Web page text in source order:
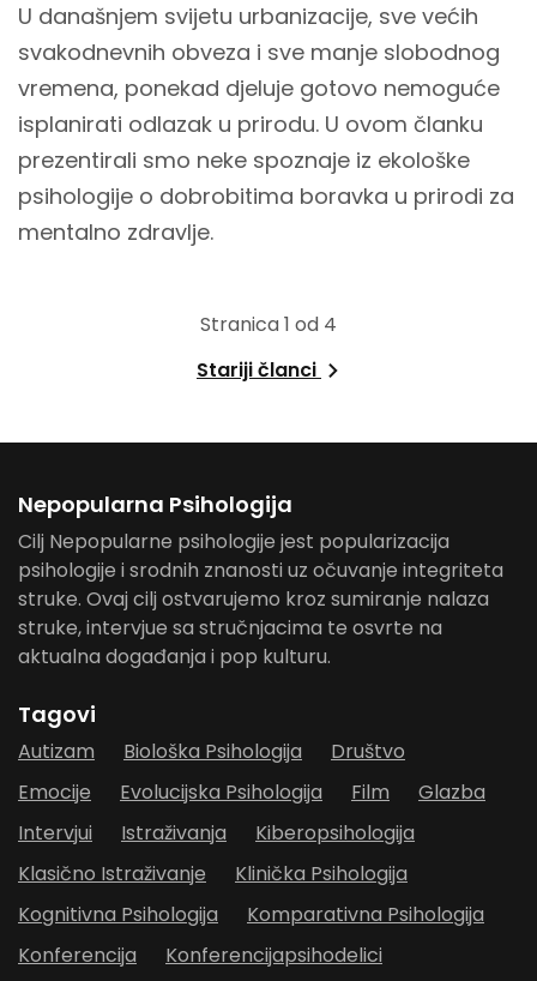
U današnjem svijetu urbanizacije, sve većih
svakodnevnih obveza i sve manje slobodnog
vremena, ponekad djeluje gotovo nemoguće
isplanirati odlazak u prirodu. U ovom članku
prezentirali smo neke spoznaje iz ekološke
psihologije o dobrobitima boravka u prirodi za
mentalno zdravlje.
Stranica 1 od 4
Stariji članci
Nepopularna Psihologija
Cilj Nepopularne psihologije jest popularizacija
psihologije i srodnih znanosti uz očuvanje integriteta
struke. Ovaj cilj ostvarujemo kroz sumiranje nalaza
struke, intervjue sa stručnjacima te osvrte na
aktualna događanja i pop kulturu.
Tagovi
Autizam Biološka Psihologija
Društvo
Emocije
Evolucijska Psihologija Film
Glazba
Intervjui
Istraživanja
Kiberopsihologija
Klasično Istraživanje
Klinička Psihologija
Kognitivna Psihologija
Komparativna Psihologija
Konferencija
Konferencijapsihodelici